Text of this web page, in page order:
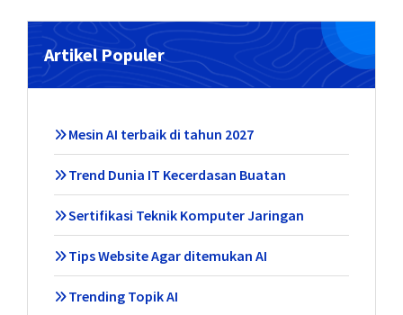
Artikel Populer
Mesin AI terbaik di tahun 2027
Trend Dunia IT Kecerdasan Buatan
Sertifikasi Teknik Komputer Jaringan
Tips Website Agar ditemukan AI
Trending Topik AI